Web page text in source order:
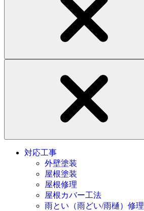
対応工事
外壁塗装
屋根塗装
屋根修理
屋根カバー工法
雨とい（雨どい/雨樋）修理